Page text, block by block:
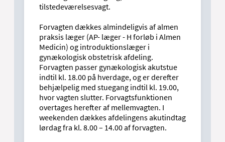
tilstedeværelsesvagt.
Forvagten dækkes almindeligvis af almen
praksis læger (AP- læger - H forløb i Almen
Medicin) og introduktionslæger i
gynækologisk obstetrisk afdeling.
Forvagten passer gynækologisk akutstue
indtil kl. 18.00 på hverdage, og er derefter
behjælpelig med stuegang indtil kl. 19.00,
hvor vagten slutter. Forvagtsfunktionen
overtages herefter af mellemvagten. I
weekenden dækkes afdelingens akutindtag
lørdag fra kl. 8.00 – 14.00 af forvagten.